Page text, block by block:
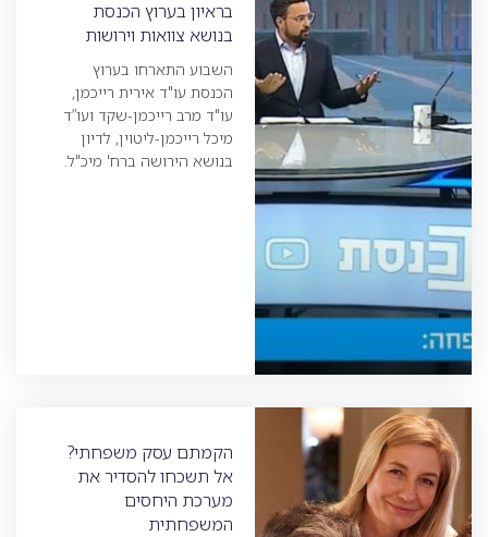
בראיון בערוץ הכנסת
בנושא צוואות וירושות
השבוע התארחו בערוץ
הכנסת עו"ד אירית רייכמן,
עו"ד מרב רייכמן-שקד ועו”ד
מיכל רייכמן-ליטוין, לדיון
בנושא הירושה ברח' מיכ"ל.
הקמתם עסק משפחתי?
אל תשכחו להסדיר את
מערכת היחסים
המשפחתית